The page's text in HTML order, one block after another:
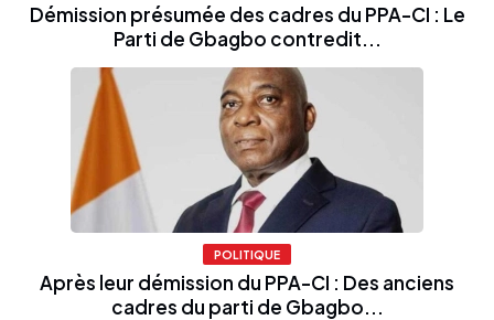
Démission présumée des cadres du PPA-CI : Le
Parti de Gbagbo contredit...
POLITIQUE
Après leur démission du PPA-CI : Des anciens
cadres du parti de Gbagbo...